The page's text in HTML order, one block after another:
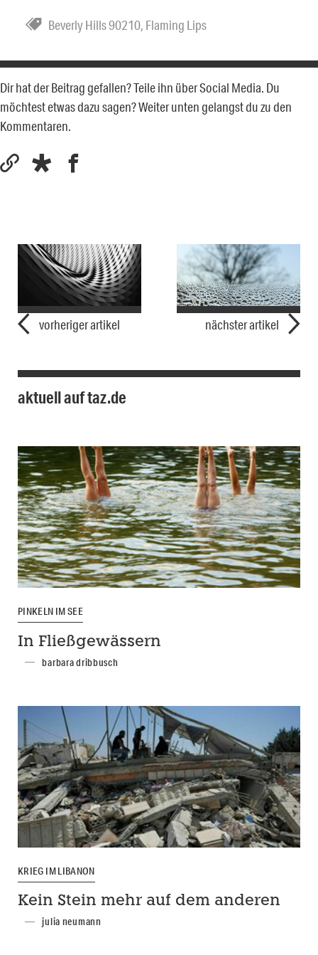
Beverly Hills 90210, Flaming Lips
Dir hat der Beitrag gefallen? Teile ihn über Social Media. Du
möchtest etwas dazu sagen? Weiter unten gelangst du zu den
Kommentaren.
vorheriger artikel nächster artikel
aktuell auf taz.de
PINKELN IM SEE
In Fließgewässern
barbara dribbusch
KRIEG IM LIBANON
Kein Stein mehr auf dem anderen
julia neumann